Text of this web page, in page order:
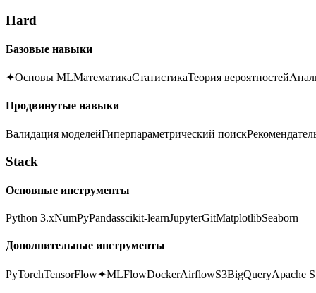
Hard
Базовые навыки
✦Основы MLМатематикаСтатистикаТеория вероятностей
Продвинутые навыки
Валидация моделейГиперпараметрический поиск
Stack
Основные инструменты
Python 3.xNumPyPandasscikit-learnJupyterGitMatplotlibSeaborn
Дополнительные инструменты
PyTorchTensorFlow✦MLFlowDockerAirflowS3BigQueryApache